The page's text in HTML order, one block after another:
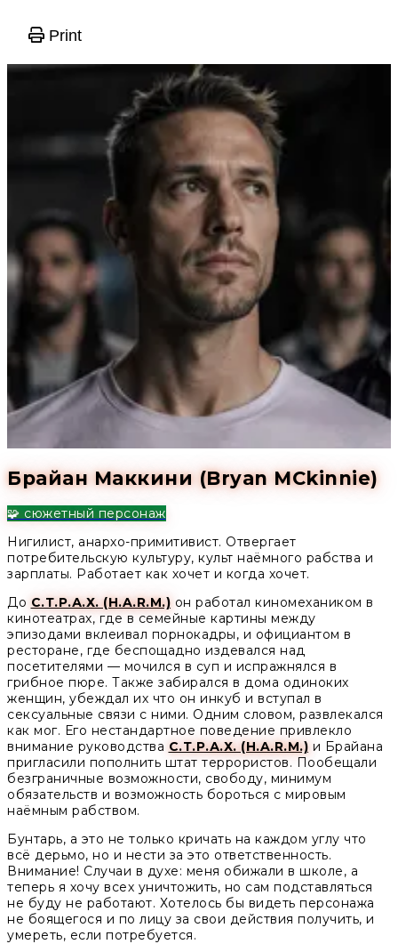
Print
Брайан Маккини (Bryan MCkinnie)
🧩 сюжетный персонаж
Нигилист, анархо-примитивист. Отвергает
потребительскую культуру, культ наёмного рабства и
зарплаты. Работает как хочет и когда хочет.
До С.Т.Р.А.Х. (H.A.R.M.) он работал киномехаником в
кинотеатрах, где в семейные картины между
эпизодами вклеивал порнокадры, и официантом в
ресторане, где беспощадно издевался над
посетителями — мочился в суп и испражнялся в
грибное пюре. Также забирался в дома одиноких
женщин, убеждал их что он инкуб и вступал в
сексуальные связи с ними. Одним словом, развлекался
как мог. Его нестандартное поведение привлекло
внимание руководства С.Т.Р.А.Х. (H.A.R.M.) и Брайана
пригласили пополнить штат террористов. Пообещали
безграничные возможности, свободу, минимум
обязательств и возможность бороться с мировым
наёмным рабством.
Бунтарь, а это не только кричать на каждом углу что
всё дерьмо, но и нести за это ответственность.
Внимание! Случаи в духе: меня обижали в школе, а
теперь я хочу всех уничтожить, но сам подставляться
не буду не работают. Хотелось бы видеть персонажа
не боящегося и по лицу за свои действия получить, и
умереть, если потребуется.